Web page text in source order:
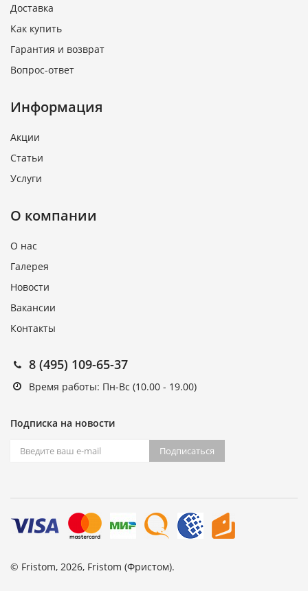
Доставка
Как купить
Гарантия и возврат
Вопрос-ответ
Информация
Акции
Статьи
Услуги
О компании
О нас
Галерея
Новости
Вакансии
Контакты
8 (495) 109-65-37
Время работы: Пн-Вс (10.00 - 19.00)
Подписка на новости
Подписаться
© Fristom, 2026, Fristom (Фристом).